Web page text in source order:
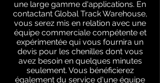
une large gamme d'applications. En
contactant Global Track Warehouse,
vous serez mis en relation avec une
équipe commerciale compétente et
expérimentée qui vous fournira un
devis pour les chenilles dont vous
avez besoin en quelques minutes
seulement. Vous bénéficierez
également du service d'une équipe